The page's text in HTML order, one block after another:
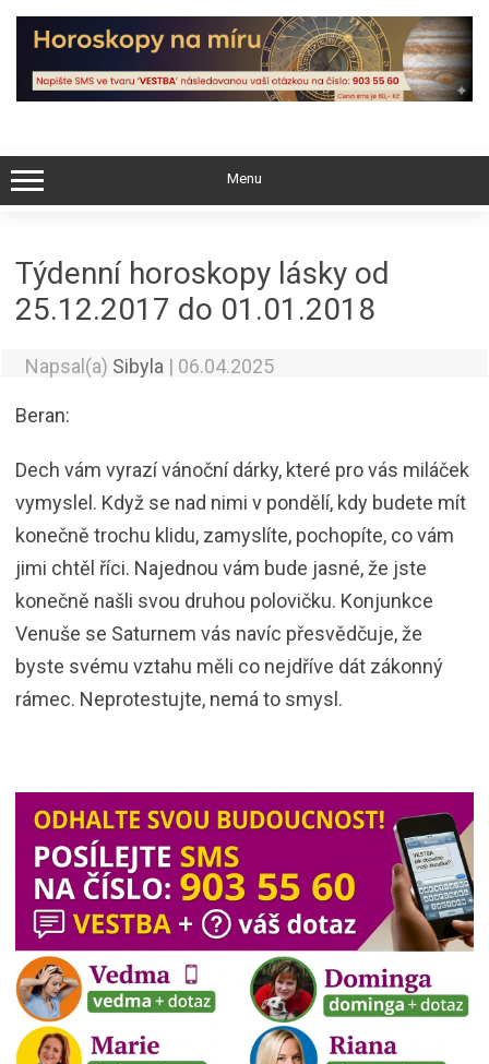
Skip
content
Menu
Týdenní horoskopy lásky od
25.12.2017 do 01.01.2018
Napsal(a) Sibyla | 06.04.2025
Beran:
Dech vám vyrazí vánoční dárky, které pro vás miláček
vymyslel. Když se nad nimi v pondělí, kdy budete mít
konečně trochu klidu, zamyslíte, pochopíte, co vám
jimi chtěl říci. Najednou vám bude jasné, že jste
konečně našli svou druhou polovičku. Konjunkce
Venuše se Saturnem vás navíc přesvědčuje, že
byste svému vztahu měli co nejdříve dát zákonný
rámec. Neprotestujte, nemá to smysl.